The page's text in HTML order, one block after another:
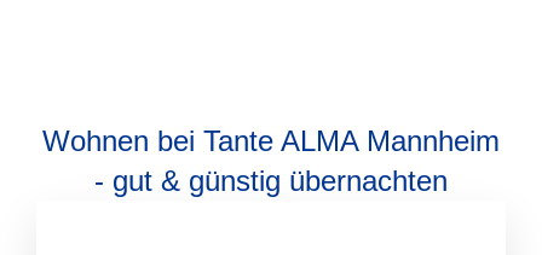
Wohnen bei Tante ALMA Mannheim
- gut & günstig übernachten